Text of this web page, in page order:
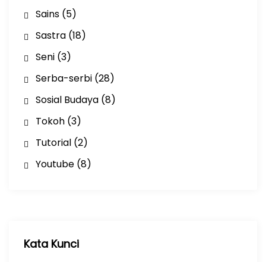
Sains(5)
Sastra(18)
Seni(3)
Serba-serbi(28)
Sosial Budaya(8)
Tokoh(3)
Tutorial(2)
Youtube(8)
Kata Kunci